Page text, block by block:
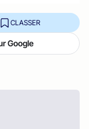
CLASSER
Google